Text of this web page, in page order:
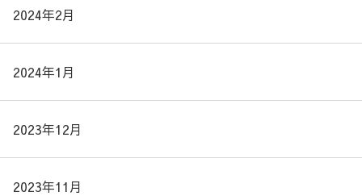
2024年2月
2024年1月
2023年12月
2023年11月